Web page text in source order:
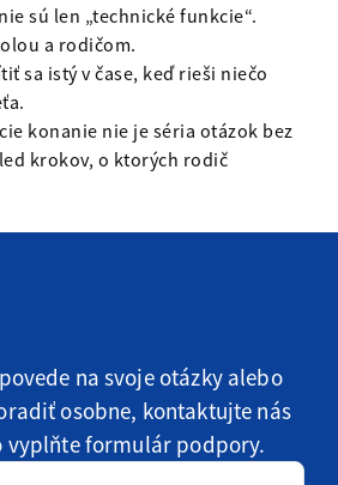
sú len „technické funkcie“.
a rodičom.
sa istý v čase, keď rieši niečo
konanie nie je séria otázok bez
krokov, o ktorých rodič
na svoje otázky alebo
osobne, kontaktujte nás
vyplňte formulár podpory.